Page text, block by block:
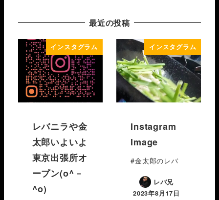
最近の投稿
インスタグラム
レバニラや金
太郎いよいよ
東京出張所オ
ープン(o^－
^o)
インスタグラム
Instagram
Image
#金太郎のレバ
レバ兄
2023年8月17日